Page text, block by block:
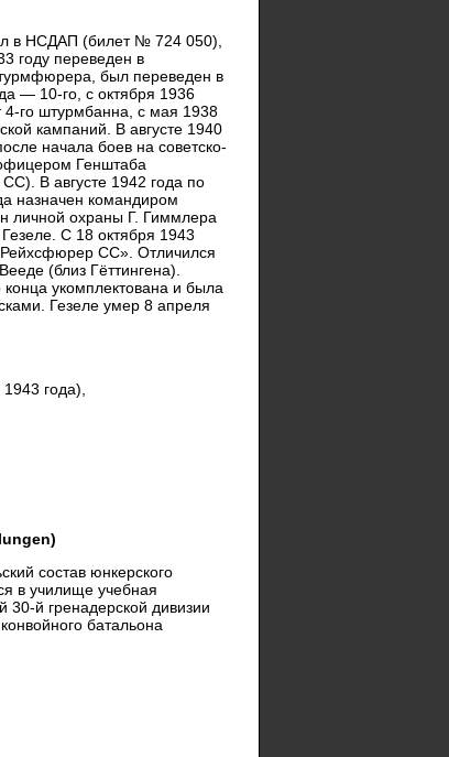
в НСДАП (билет № 724 050),
году переведен в
был переведен в
— 10-го, с октября 1936
го штурмбанна, с мая 1938
кампаний. В августе 1940
начала боев на советско-
Генштаба
В августе 1942 года по
назначен командиром
личной охраны Г. Гиммлера
С 18 октября 1943
СС». Отличился
(близ Гёттингена).
укомплектована и была
Гезеле умер 8 апреля
года),
состав юнкерского
в училище учебная
й гренадерской дивизии
батальона